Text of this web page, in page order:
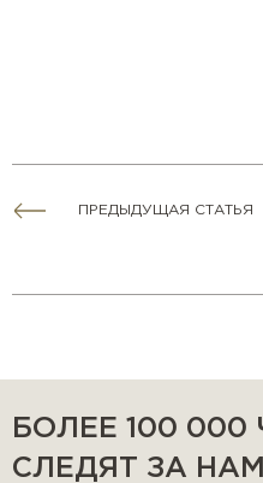
ПРЕДЫДУЩАЯ СТАТЬЯ
БОЛЕЕ 100
СЛЕДЯТ ЗА